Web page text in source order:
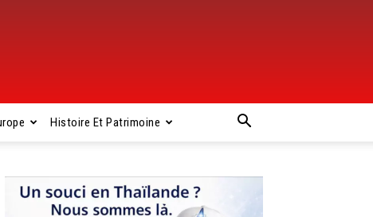
Histoire Et Patrimoine